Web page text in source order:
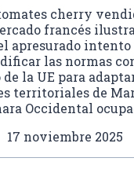
cherry
francés
apresurado
las normas
la UE para
territoriales de
Occidental
17 noviembre 2025